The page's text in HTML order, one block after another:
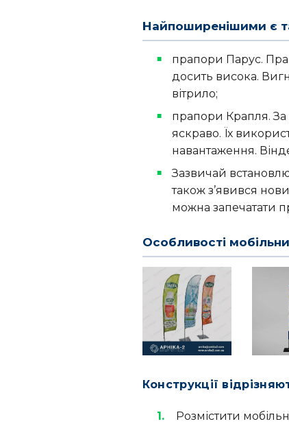
Найпоширенішими є
прапори Парус.
досить висока.
вітрило;
прапори Крапля.
яскраво. Їх
навантаження.
Зазвичай
також з’явився
можна запечатати
Особливості
Конструкції
Розмістити